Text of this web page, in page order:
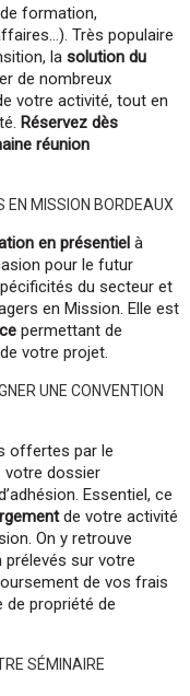
formation,
Très populaire
la solution du
de nombreux
votre activité, tout en
Réservez dès
réunion
EN MISSION BORDEAUX
en présentiel à
pour le futur
du secteur et
en Mission. Elle est
permettant de
votre projet.
UNE CONVENTION
offertes par le
votre dossier
Essentiel, ce
de votre activité
On y retrouve
sur votre
de vos frais
de propriété de
SÉMINAIRE